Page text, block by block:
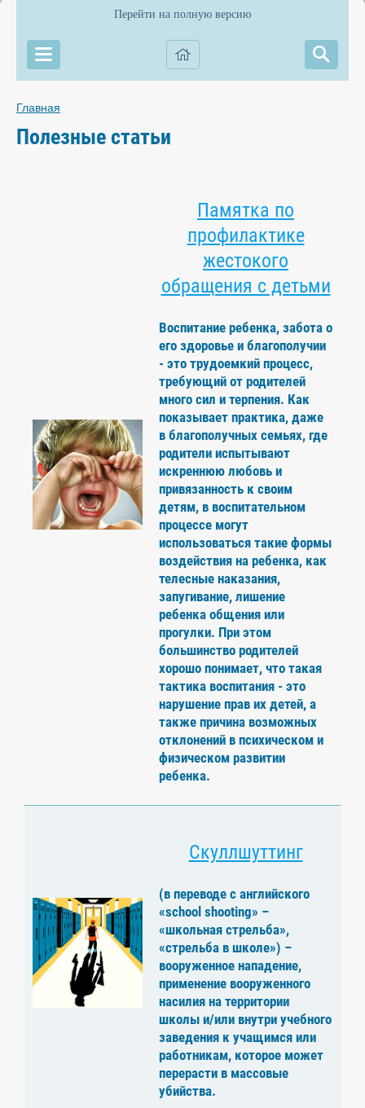
Перейти на полную версию
Главная
Полезные статьи
Памятка по
профилактике
жестокого
обращения с детьми
Воспитание ребенка, забота о
его здоровье и благополучии
- это трудоемкий процесс,
требующий от родителей
много сил и терпения. Как
показывает практика, даже
в благополучных семьях, где
родители испытывают
искреннюю любовь и
привязанность к своим
детям, в воспитательном
процессе могут
использоваться такие формы
воздействия на ребенка, как
телесные наказания,
запугивание, лишение
ребенка общения или
прогулки. При этом
большинство родителей
хорошо понимает, что такая
тактика воспитания - это
нарушение прав их детей, а
также причина возможных
отклонений в психическом и
физическом развитии
ребенка.
Скуллшуттинг
(в переводе с английского
«school shooting» –
«школьная стрельба»,
«стрельба в школе») –
вооруженное нападение,
применение вооруженного
насилия на территории
школы и/или внутри учебного
заведения к учащимся или
работникам, которое может
перерасти в массовые
убийства.